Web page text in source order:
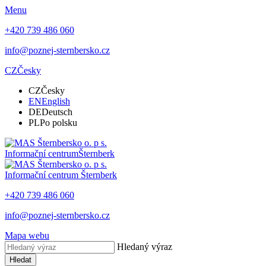
Menu
+420 739 486 060
info@poznej-sternbersko.cz
CZČesky
CZČesky
ENEnglish
DEDeutsch
PLPo polsku
Informační centrumŠternberk
Informační centrum Šternberk
+420 739 486 060
info@poznej-sternbersko.cz
Mapa webu
Hledaný výraz
Hledat